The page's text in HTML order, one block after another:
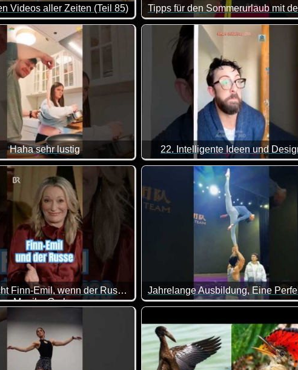
wieder für einen Lacher gut.
Videos aller Zeiten (Teil 85)
du dich ganz entspannt mit ein paar Chips und etwas Leckerem
gemacht, da von allem was dabei ist. Viel Spaß damit!
Haha sehr lustig 22. Intelligente Ideen und
Was macht Finn-Emil, wenn der Russ' kommt?
Monika Gruber
diese Frau klasse. Sie bringt es immer wieder genau auf den Punkt.
Da bleibt einem wirklich der Mund